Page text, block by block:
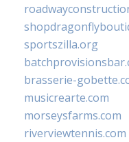
sportszilla.org
brasserie-
musicrearte.com
morseysfarms.com
riverviewtennis.com